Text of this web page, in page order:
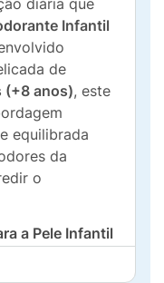
diária que
Infantil
de
(+8 anos), este
equilibrada
da
o
a Pele Infantil
sua